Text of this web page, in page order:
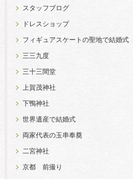
スタッフブログ
ドレスショップ
フィギュアスケートの聖地で結婚式
三三九度
三十三間堂
上賀茂神社
下鴨神社
世界遺産で結婚式
両家代表の玉串奉奠
二宮神社
京都 前撮り